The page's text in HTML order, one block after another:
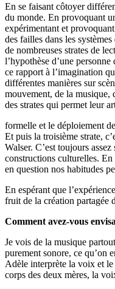
En se faisant côtoyer
du monde. En provoquant
expérimentant et
des failles dans les
de nombreuses strates de
l’hypothèse d’une
ce rapport à l’imagination
différentes manières sur
mouvement, de la musique,
des strates qui permet leur
formelle et le déploiement
Et puis la troisième strate,
Walser. C’est toujours
constructions culturelles. En
en question nos habitudes
En espérant que
fruit de la création partagée
Comment avez-vous
Je vois de la musique
purement sonore, ce qu’on
Adèle interprète la voix et le
corps des deux mères, la